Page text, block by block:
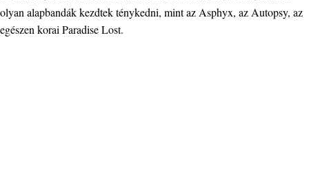
olyan alapbandák kezdtek ténykedni, mint az Asphyx, az Autopsy, az
egészen korai Paradise Lost.